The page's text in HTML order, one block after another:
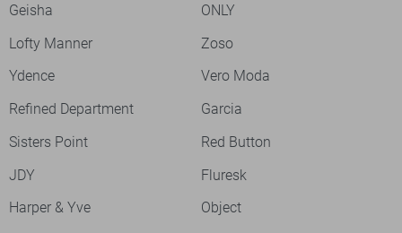
Geisha
ONLY
Lofty Manner
Zoso
Ydence
Vero Moda
Refined Department
Garcia
Sisters Point
Red Button
JDY
Fluresk
Harper & Yve
Object